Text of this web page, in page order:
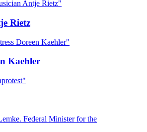
Rietz
Kaehler